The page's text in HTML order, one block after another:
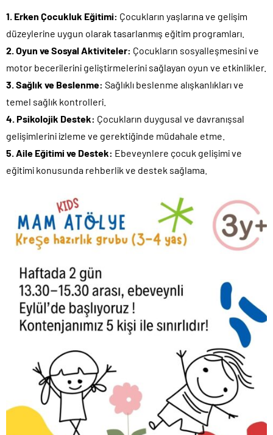
1. Erken Çocukluk Eğitimi: Çocukların yaşlarına ve gelişim
düzeylerine uygun olarak tasarlanmış eğitim programları.
2. Oyun ve Sosyal Aktiviteler: Çocukların sosyalleşmesini ve
motor becerilerini geliştirmelerini sağlayan oyun ve etkinlikler.
3. Sağlık ve Beslenme: Sağlıklı beslenme alışkanlıkları ve
temel sağlık kontrolleri.
4. Psikolojik Destek: Çocukların duygusal ve davranışsal
gelişimlerini izleme ve gerektiğinde müdahale etme.
5. Aile Eğitimi ve Destek: Ebeveynlere çocuk gelişimi ve
eğitimi konusunda rehberlik ve destek sağlama.